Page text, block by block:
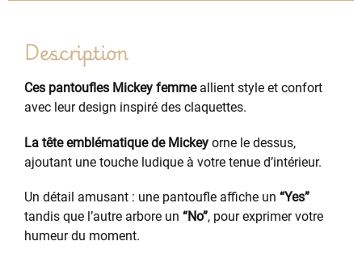
Description
Ces pantoufles Mickey femmeallient style et confort
avec leur design inspiré des claquettes.
La tête emblématique de Mickey orne le dessus,
ajoutant une touche ludique à votre tenue d’intérieur.
Un détail amusant : une pantoufle affiche un “Yes”
tandis que l’autre arbore un “No”, pour exprimer votre
humeur du moment.